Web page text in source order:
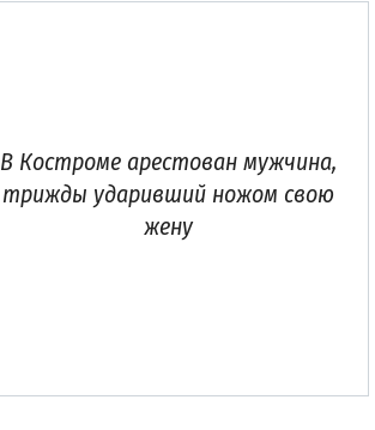
В Костроме арестован мужчина,
трижды ударивший ножом свою
жену